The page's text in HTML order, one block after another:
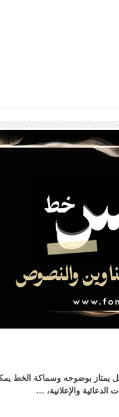
بوضوحه وسماكة الخط
الدعائية والإعلانية، …